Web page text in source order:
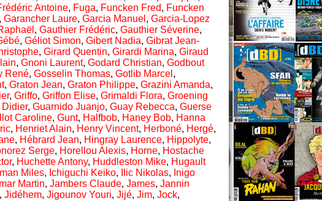
Antoine, Fuga, Funcken Fred, Funcken
, Garancher Laure, Garcia Manuel , Garcia-Lopez
, Gauthier Frédéric, Gauthier Séverine,
, Géliot Simon, Gibert Nadia, Gibrat Jean-
, Girard Quentin, Girardi Marina, Giraud
, Gnoni Laurent, Godard Christian, Godbout
René, Gosselin Thomas, Gotlib Marcel ,
, Graton Jean, Graton Philippe, Grazini Amanda,
, Griffo, Griffon Elise, Grimaldi Flora, Groening
, Guarnido Juanjo, Guay Rebecca, Guerse
Caroline, Gunt, Halfbob, Haney Bob, Hanna
, Henriet Alain, Henry Vincent, Herboné, Hergé,
, Hébrard Jean, Hingray Laurence, Hippolyte,
Serge, Horellou Alexis, Horne, Hostache
, Huchette Antony, Huddleston Mike, Hugault
Miles, Ichiguchi Keiko, Ilic Nikolas, Inigo
Martin, Jambers Claude, James, Jannin
, Jidéhem, Jigounov Youri, Jijé, Jim, Jock,